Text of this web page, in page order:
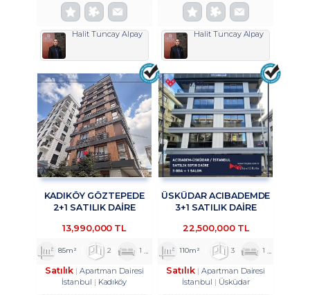
Halit Tuncay Alpay Halit Tuncay Alpay
KADIKÖY GÖZTEPEDE
2+1 SATILIK DAİRE
13,990,000 TL
85m² 2 1 1
Satılık
Apartman Dairesi
İstanbul
Kadıköy
ÜSKÜDAR ACIBADEMDE
3+1 SATILIK DAİRE
22,500,000 TL
110m² 3 1
Satılık
Apartman Dairesi
İstanbul
Üsküdar